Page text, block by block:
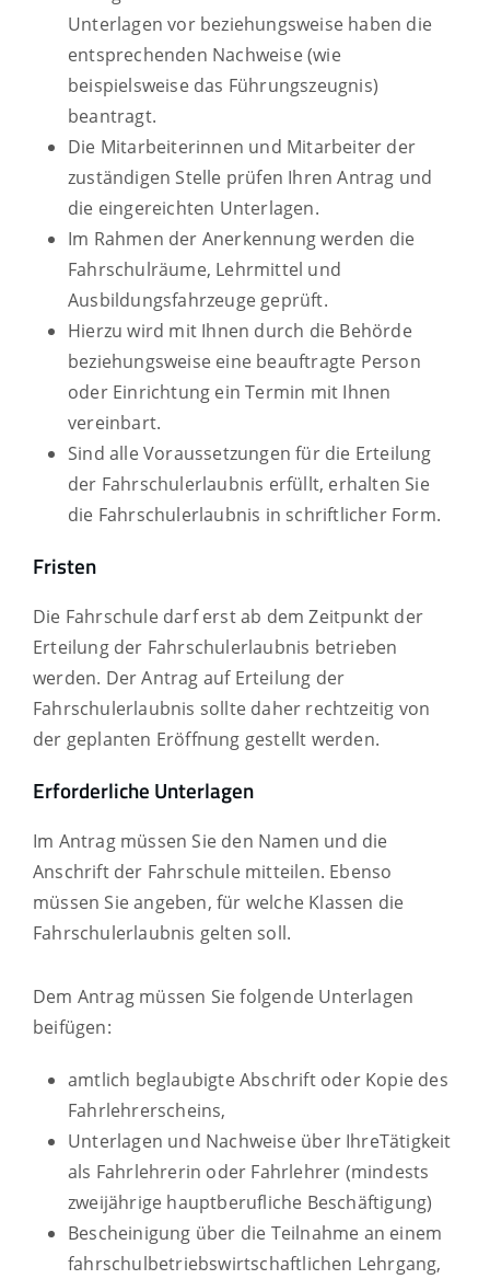
Unterlagen vor beziehungsweise haben die
entsprechenden Nachweise (wie
beispielsweise das Führungszeugnis)
beantragt.
Die Mitarbeiterinnen und Mitarbeiter der
zuständigen Stelle prüfen Ihren Antrag und
die eingereichten Unterlagen.
Im Rahmen der Anerkennung werden die
Fahrschulräume, Lehrmittel und
Ausbildungsfahrzeuge geprüft.
Hierzu wird mit Ihnen durch die Behörde
beziehungsweise eine beauftragte Person
oder Einrichtung ein Termin mit Ihnen
vereinbart.
Sind alle Voraussetzungen für die Erteilung
der Fahrschulerlaubnis erfüllt, erhalten Sie
die Fahrschulerlaubnis in schriftlicher Form.
Fristen
Die Fahrschule darf erst ab dem Zeitpunkt der
Erteilung der Fahrschulerlaubnis betrieben
werden. Der Antrag auf Erteilung der
Fahrschulerlaubnis sollte daher rechtzeitig von
der geplanten Eröffnung gestellt werden.
Erforderliche Unterlagen
Im Antrag müssen Sie den Namen und die
Anschrift der Fahrschule mitteilen. Ebenso
müssen Sie angeben, für welche Klassen die
Fahrschulerlaubnis gelten soll.
Dem Antrag müssen Sie folgende Unterlagen
beifügen:
amtlich beglaubigte Abschrift oder Kopie des
Fahrlehrerscheins,
Unterlagen und Nachweise über IhreTätigkeit
als Fahrlehrerin oder Fahrlehrer (mindests
zweijährige hauptberufliche Beschäftigung)
Bescheinigung über die Teilnahme an einem
fahrschulbetriebswirtschaftlichen Lehrgang,